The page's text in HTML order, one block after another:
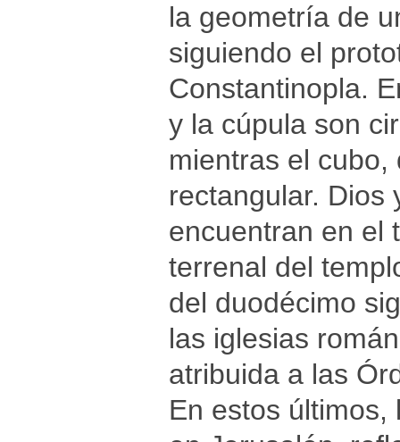
la geometría de
siguiendo el
Constantinopla.
y la cúpula son
mientras el
rectangular. Dios
encuentran en el
terrenal del
del duodécimo
las iglesias
atribuida a las
En estos últimos,